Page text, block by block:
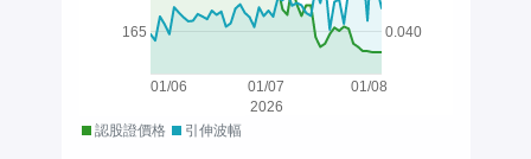
01/06 01/07 01/08
165 0.040
2026
認股證價格 引伸波幅